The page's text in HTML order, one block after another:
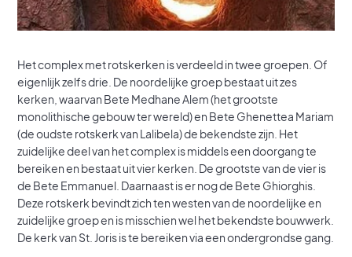
Het complex met rotskerken is verdeeld in twee groepen. Of
eigenlijk zelfs drie. De noordelijke groep bestaat uit zes
kerken, waarvan Bete Medhane Alem (het grootste
monolithische gebouw ter wereld) en Bete Ghenettea Mariam
(de oudste rotskerk van Lalibela) de bekendste zijn. Het
zuidelijke deel van het complex is middels een doorgang te
bereiken en bestaat uit vier kerken. De grootste van de vier is
de Bete Emmanuel. Daarnaast is er nog de Bete Ghiorghis.
Deze rotskerk bevindt zich ten westen van de noordelijke en
zuidelijke groep en is misschien wel het bekendste bouwwerk.
De kerk van St. Joris is te bereiken via een ondergrondse gang.